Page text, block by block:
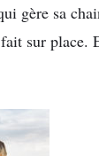
gère sa
sur place.